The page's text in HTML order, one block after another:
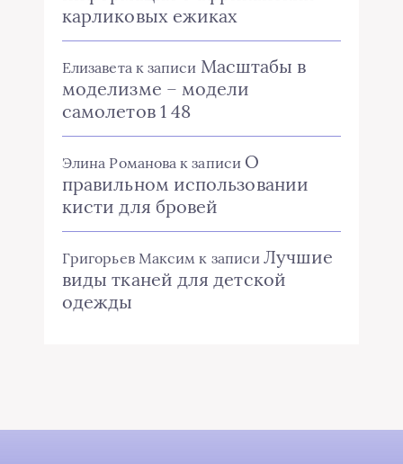
карликовых ежиках
Елизаветак записи Масштабы в
моделизме – модели
самолетов 1 48
Элина Романова к записи О
правильном использовании
кисти для бровей
Григорьев Максим к записиЛучшие
виды тканей для детской
одежды